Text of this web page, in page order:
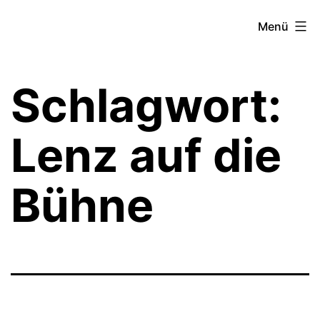
Menü
Schlagwort:
Lenz auf die
Bühne